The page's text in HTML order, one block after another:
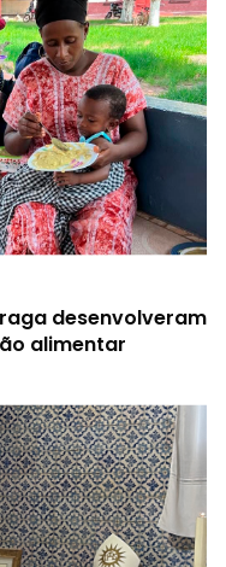
desenvolveram
alimentar